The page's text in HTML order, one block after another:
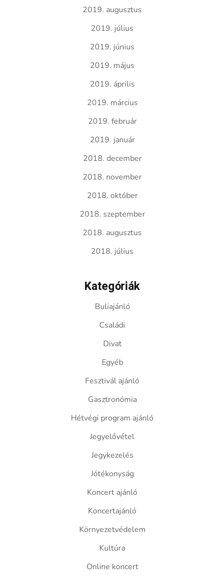
2019. augusztus
2019. július
2019. június
2019. május
2019. április
2019. március
2019. február
2019. január
2018. december
2018. november
2018. október
2018. szeptember
2018. augusztus
2018. július
Kategóriák
Buliajánló
Családi
Divat
Egyéb
Fesztivál ajánló
Gasztronómia
Hétvégi program ajánló
Jegyelővétel
Jegykezelés
Jótékonyság
Koncert ajánló
Koncertajánló
Környezetvédelem
Kultúra
Online koncert